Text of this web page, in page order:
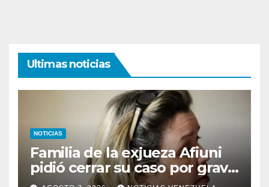
Ultimas noticias
NOTICIAS
Familia de la exjueza Afiuni
pidió cerrar su caso por grave
enfermedad